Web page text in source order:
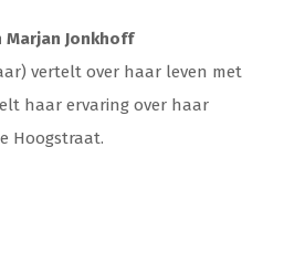
Marjan Jonkhoff
vertelt over haar leven met
haar ervaring over haar
Hoogstraat.